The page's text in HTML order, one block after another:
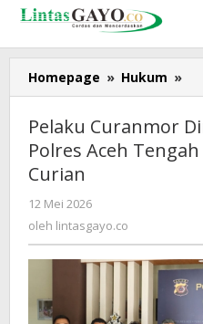
Lewati
konten
Homepage » Hukum »
Pelaku Curanmor
Polres Aceh
Curian
12 Mei 2026
lintasgayo.co
oleh lintasgayo.co